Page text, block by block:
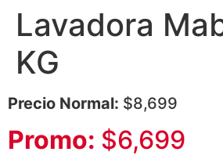
Lavadora
KG
Precio Normal: $8,699
Promo: $6,699